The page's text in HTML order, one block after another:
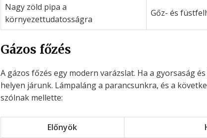
Nagy zöld pipa a
környezettudatosságra
Gőz- és
Gázos főzés
A gázos főzés egy modern varázslat. Ha a gyorsaság
helyen járunk. Lámpaláng a parancsunkra, és a
szólnak mellette:
Előnyök